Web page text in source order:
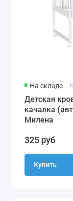
На складе
Детская
качалка
Милена
325 руб
Купить